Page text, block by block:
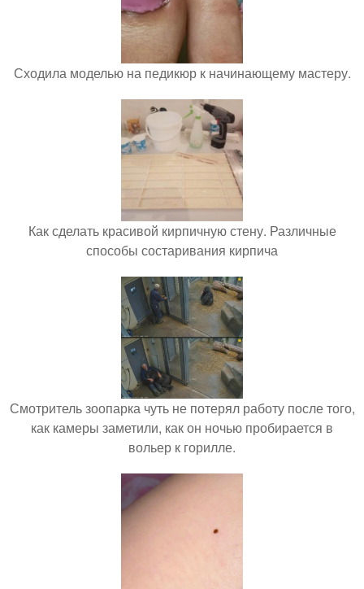
Сходила моделью на педикюр к начинающему мастеру.
Как сделать красивой кирпичную стену. Различные
способы состаривания кирпича
Смотритель зоопарка чуть не потерял работу после того,
как камеры заметили, как он ночью пробирается в
вольер к горилле.